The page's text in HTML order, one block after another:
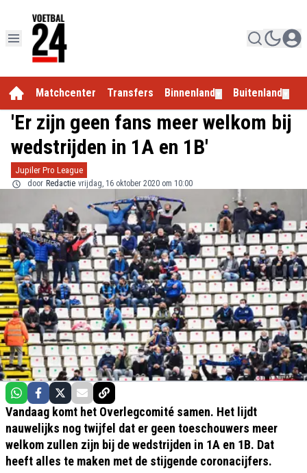
Matchcenter Transfers Binnenland Buitenland
'Er zijn geen fans meer welkom bij
wedstrijden in 1A en 1B'
Jupiler Pro League
door Redactie vrijdag, 16 oktober 2020 om 10:00
Vandaag komt het Overlegcomité samen. Het lijdt
nauwelijks nog twijfel dat er geen toeschouwers meer
welkom zullen zijn bij de wedstrijden in 1A en 1B. Dat
heeft alles te maken met de stijgende coronacijfers.